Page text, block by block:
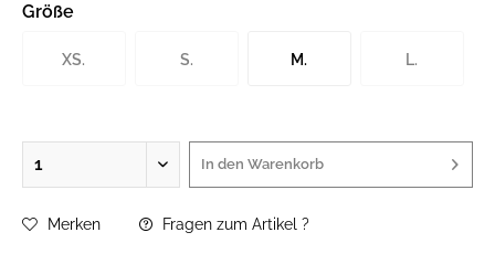
Größe
XS. S. M. L.
In den Warenkorb
Merken Fragen zum Artikel ?